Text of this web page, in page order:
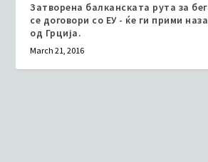
Затворена балканската рута за
се договори со ЕУ - ќе ги прими
од Грција.
March 21, 2016